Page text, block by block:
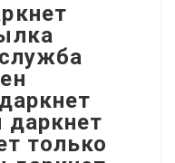
даркнет
только